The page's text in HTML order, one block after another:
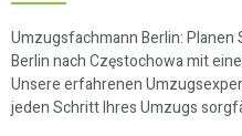
Umzugsfachmann Berlin:
Berlin nach Częstochowa mit
Unsere erfahrenen
jeden Schritt Ihres Umzugs